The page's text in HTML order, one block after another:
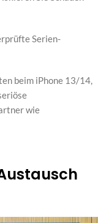
Serien-
beim iPhone 13/14,
wie